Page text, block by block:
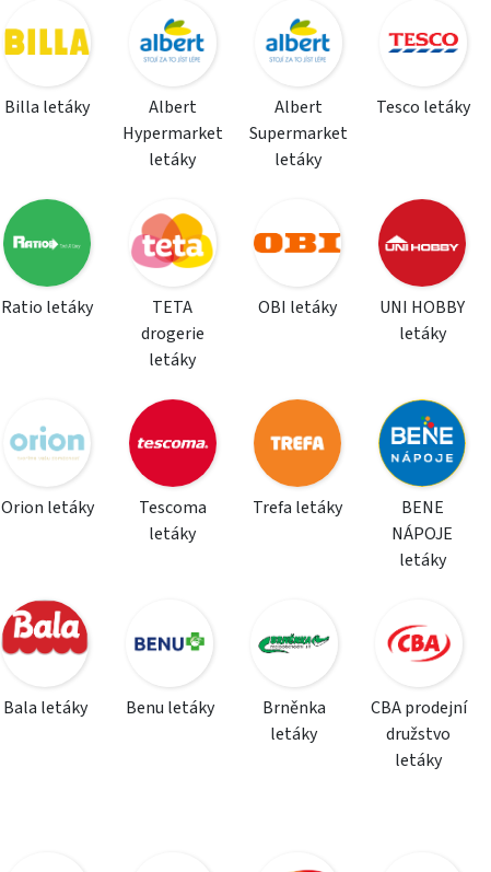
Billa letáky
Albert
Hypermarket
letáky
Albert
Supermarket
letáky
Tesco letáky
Ratio letáky
TETA
drogerie
letáky
OBI letáky
UNI HOBBY
letáky
Orion letáky
Tescoma
letáky
Trefa letáky
BENE
NÁPOJE
letáky
Bala letáky Benu letáky
Brněnka
letáky
CBA prodejní
družstvo
letáky